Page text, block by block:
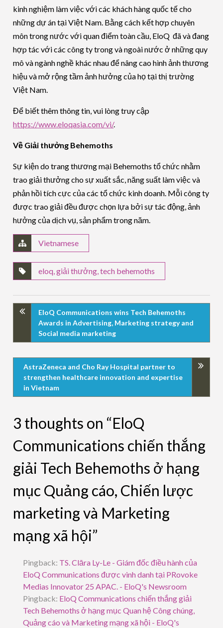
kinh nghiệm làm việc với các khách hàng quốc tế cho
những dự án tại Việt Nam. Bằng cách kết hợp chuyên
môn trong nước với quan điểm toàn cầu, EloQ đã và đang
hợp tác với các công ty trong và ngoài nước ở những quy
mô và ngành nghề khác nhau để nâng cao hình ảnh thương
hiệu và mở rộng tầm ảnh hưởng của họ tại thị trường
Việt Nam.
Để biết thêm thông tin, vui lòng truy cập
https://www.eloqasia.com/vi/.
Về Giải thưởng Behemoths
Sự kiện do trang thương mại Behemoths tổ chức nhằm
trao giải thưởng cho sự xuất sắc, năng suất làm việc và
phản hồi tích cực của các tổ chức kinh doanh. Mỗi công ty
được trao giải đều được chọn lựa bởi sự tác động, ảnh
hưởng của dịch vụ, sản phẩm trong năm.
Vietnamese
eloq ,giải thưởng ,tech behemoths
EloQ Communications wins Tech Behemoths
Awards in Advertising, Marketing strategy and
Social media marketing
AstraZeneca and Cho Ray Hospital partner to
strengthen healthcare innovation and expertise
in Vietnam
3 thoughts on “EloQ
Communications chiến thắng
giải Tech Behemoths ở hạng
mục Quảng cáo, Chiến lược
marketing và Marketing
mạng xã hội”
Pingback: TS. Clāra Ly-Le - Giám đốc điều hành của
EloQ Communications được vinh danh tại PRovoke
Medias Innovator 25 APAC. - EloQ's Newsroom
Pingback: EloQ Communications chiến thắng giải
Tech Behemoths ở hạng mục Quan hệ Công chúng,
Quảng cáo và Marketing mạng xã hội - EloQ's